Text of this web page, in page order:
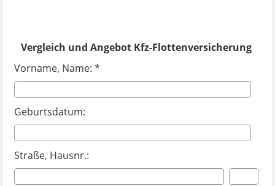
Vergleich und Angebot Kfz-Flottenversicherung
Vorname, Name: *
Geburtsdatum:
Straße, Hausnr.: